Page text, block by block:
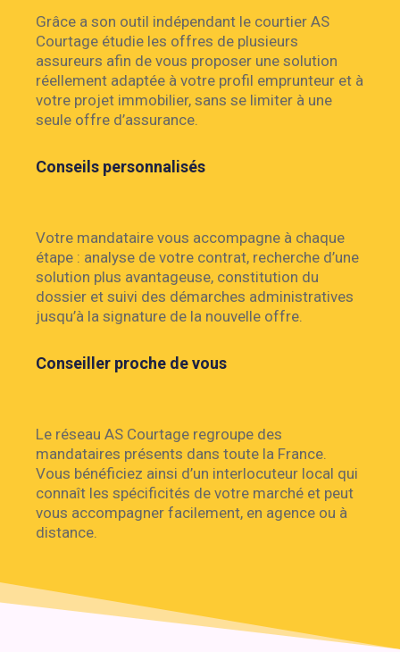
Grâce a son outil indépendant le courtier AS
Courtage étudie les offres de plusieurs
assureurs afin de vous proposer une solution
réellement adaptée à votre profil emprunteur et à
votre projet immobilier, sans se limiter à une
seule offre d’assurance.
Conseils personnalisés
Votre mandataire vous accompagne à chaque
étape : analyse de votre contrat, recherche d’une
solution plus avantageuse, constitution du
dossier et suivi des démarches administratives
jusqu’à la signature de la nouvelle offre.
Conseiller proche de vous
Le réseau AS Courtage regroupe des
mandataires présents dans toute la France.
Vous bénéficiez ainsi d’un interlocuteur local qui
connaît les spécificités de votre marché et peut
vous accompagner facilement, en agence ou à
distance.